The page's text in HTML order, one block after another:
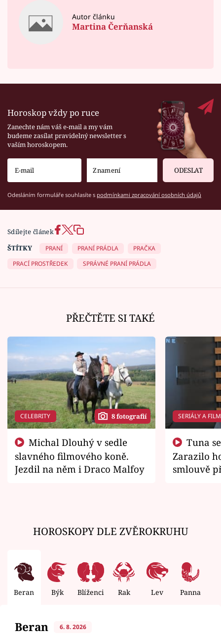
Autor článku
Martina Čerňanská
Horoskop vždy po ruce
Zanechte nám váš e-mail a my vám
budeme zasílat pravidelný newsletter s
vaším horoskopem.
ODESLAT
Odesláním formuláře souhlasíte s podmínkami zpracování osobních údajů
Sdílejte článek
ŠTÍTKY
PRANÍ PRANÍ PRÁDLA
PRAČKA
PRACÍ PROSTŘEDEK
SPRÁVNÉ PRANÍ PRÁDLA
PŘEČTĚTE SI TAKÉ
CELEBRITY 8 fotografií
slavného filmového koně.
Jezdil na něm i Draco Malfoy
SERIÁLY A
Zarazilo
smlouvě
HOROSKOPY DLE ZVĚROKRUHU
Beran Býk Blíženci Rak Lev Panna
Beran 6. 8. 2026